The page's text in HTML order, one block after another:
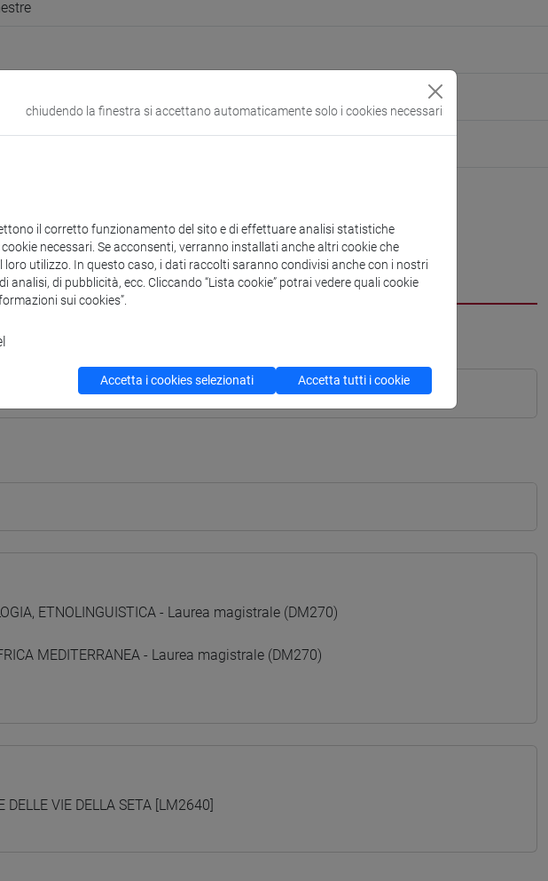
ETNOLINGUISTICA - Laurea magistrale (DM270)
MEDITERRANEA - Laurea magistrale (DM270)
DELLE VIE DELLA SETA [LM2640]
chiudendo la finestra si accettano automaticamente solo i cookies necessari
il corretto funzionamento del sito e di effettuare analisi statistiche
necessari. Se acconsenti, verranno installati anche altri cookie che
utilizzo. In questo caso, i dati raccolti saranno condivisi anche con i nostri
di pubblicità, ecc. Cliccando “Lista cookie” potrai vedere quali cookie
sui cookies”.
Accetta i cookies selezionati Accetta tutti i cookie